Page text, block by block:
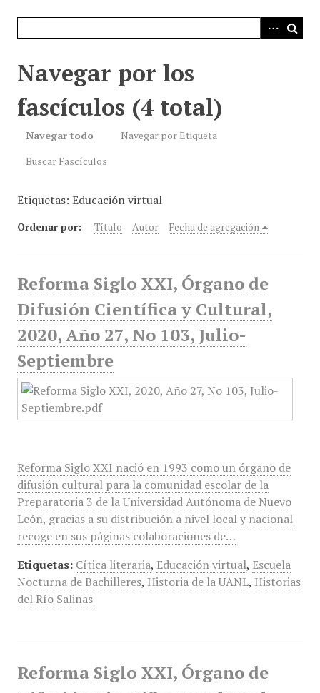
Navegar por los
fascículos (4 total)
Navegar todo
Navegar por Etiqueta
Buscar Fascículos
Etiquetas: Educación virtual
Ordenar por: Título Autor Fecha de agregación
Reforma Siglo XXI, Órgano de
Difusión Científica y Cultural,
2020, Año 27, No 103, Julio-
Septiembre
Reforma Siglo XXI nació en 1993 como un órgano de
difusión cultural para la comunidad escolar de la
Preparatoria 3 de la Universidad Autónoma de Nuevo
León, gracias a su distribución a nivel local y nacional
recoge en sus páginas colaboraciones de…
Etiquetas: Cítica literaria, Educación virtual, Escuela
Nocturna de Bachilleres, Historia de la UANL, Historias
del Río Salinas
Reforma Siglo XXI, Órgano de